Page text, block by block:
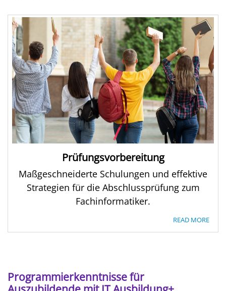
Prüfungsvorbereitung
Maßgeschneiderte Schulungen und effektive
Strategien für die Abschlussprüfung zum
Fachinformatiker.
READ MORE
Programmierkenntnisse für